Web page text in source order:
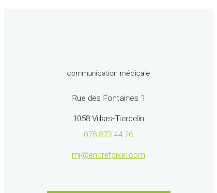
communication médicale
Rue des Fontaines 1
1058 Villars-Tiercelin
078 873 44 26
mj@encretpixel.com